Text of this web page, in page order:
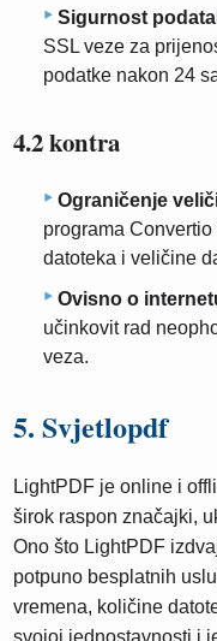
Sigurnost
SSL veze za
podatke nakon 24
4.2 kontra
Ograničenje
programa
datoteka i veličine
Ovisno o
učinkovit rad
veza.
5. Svjetlopdf
LightPDF je online i
širok raspon značajki,
Ono što LightPDF
potpuno besplatnih
vremena, količine
svojoj jednostavnosti i